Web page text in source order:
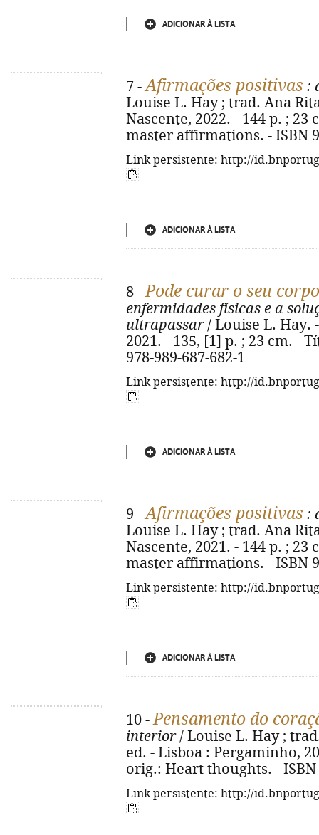
ADICIONAR À LISTA
7 -Afirmações positivas :
Louise L. Hay ; trad. Ana
Nascente, 2022. - 144 p. ;
master affirmations. - ISBN
Link persistente: http://
ADICIONAR À LISTA
8 -Pode curar o seu corpo
enfermidades físicas e a
ultrapassar/ Louise L. Hay.
2021. - 135, [1] p. ; 23 cm. -
978-989-687-682-1
Link persistente: http://
ADICIONAR À LISTA
9 -Afirmações positivas :
Louise L. Hay ; trad. Ana
Nascente, 2021. - 144 p. ;
master affirmations. - ISBN
Link persistente: http://
ADICIONAR À LISTA
10 -Pensamento do
interior/ Louise L. Hay ;
ed. - Lisboa : Pergaminho,
orig.: Heart thoughts. - ISBN
Link persistente: http://